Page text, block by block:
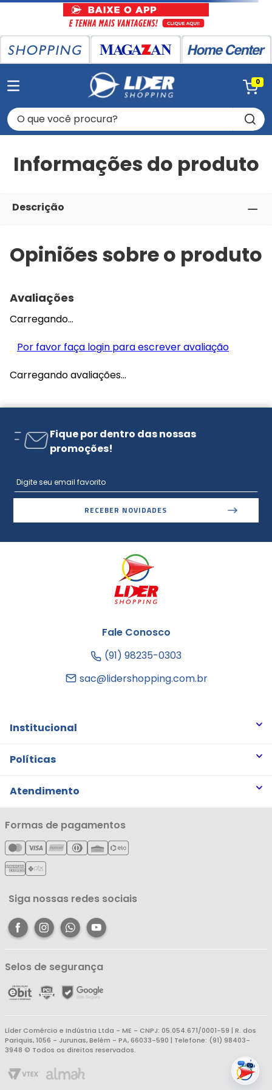
0
O que você procura?
Informações do produto
Descrição
Opiniões sobre o produto
Avaliações
Carregando…
Por favor faça login para escrever avaliação
Carregando avaliações…
Fique por dentro das nossas
promoções!
RECEBER NOVIDADES
Fale Conosco
(91) 98235-0303
sac@lidershopping.com.br
Institucional
Quem somos
Notícias
Cartão Líderzan
Políticas
Trocas e Devoluções
Política de Privacidade
Política de Entrega
Política de Reembolso
Atendimento
Minha Conta
Meus Pedidos
Meus Favoritos
Central de Atendimento
Formas de pagamentos
Siga nossas redes sociais
Selos de segurança
Líder Comércio e Indústria Ltda - ME - CNPJ: 05.054.671/0001-59 | R. dos
Pariquis, 1056 - Jurunas, Belém - PA, 66033-590 | Telefone: (91) 98403-
3948 © Todos os direitos reservados.